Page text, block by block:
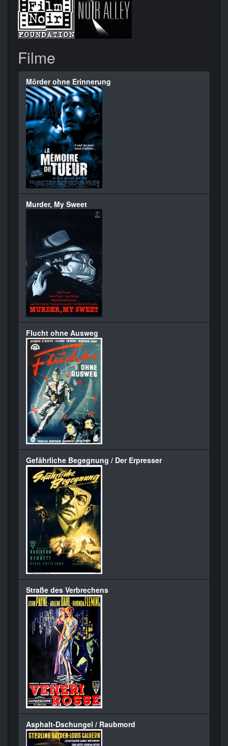
Filme
Mörder ohne Erinnerung
Murder, My Sweet
Flucht ohne Ausweg
Gefährliche Begegnung / Der Erpresser
Straße des Verbrechens
Asphalt-Dschungel / Raubmord